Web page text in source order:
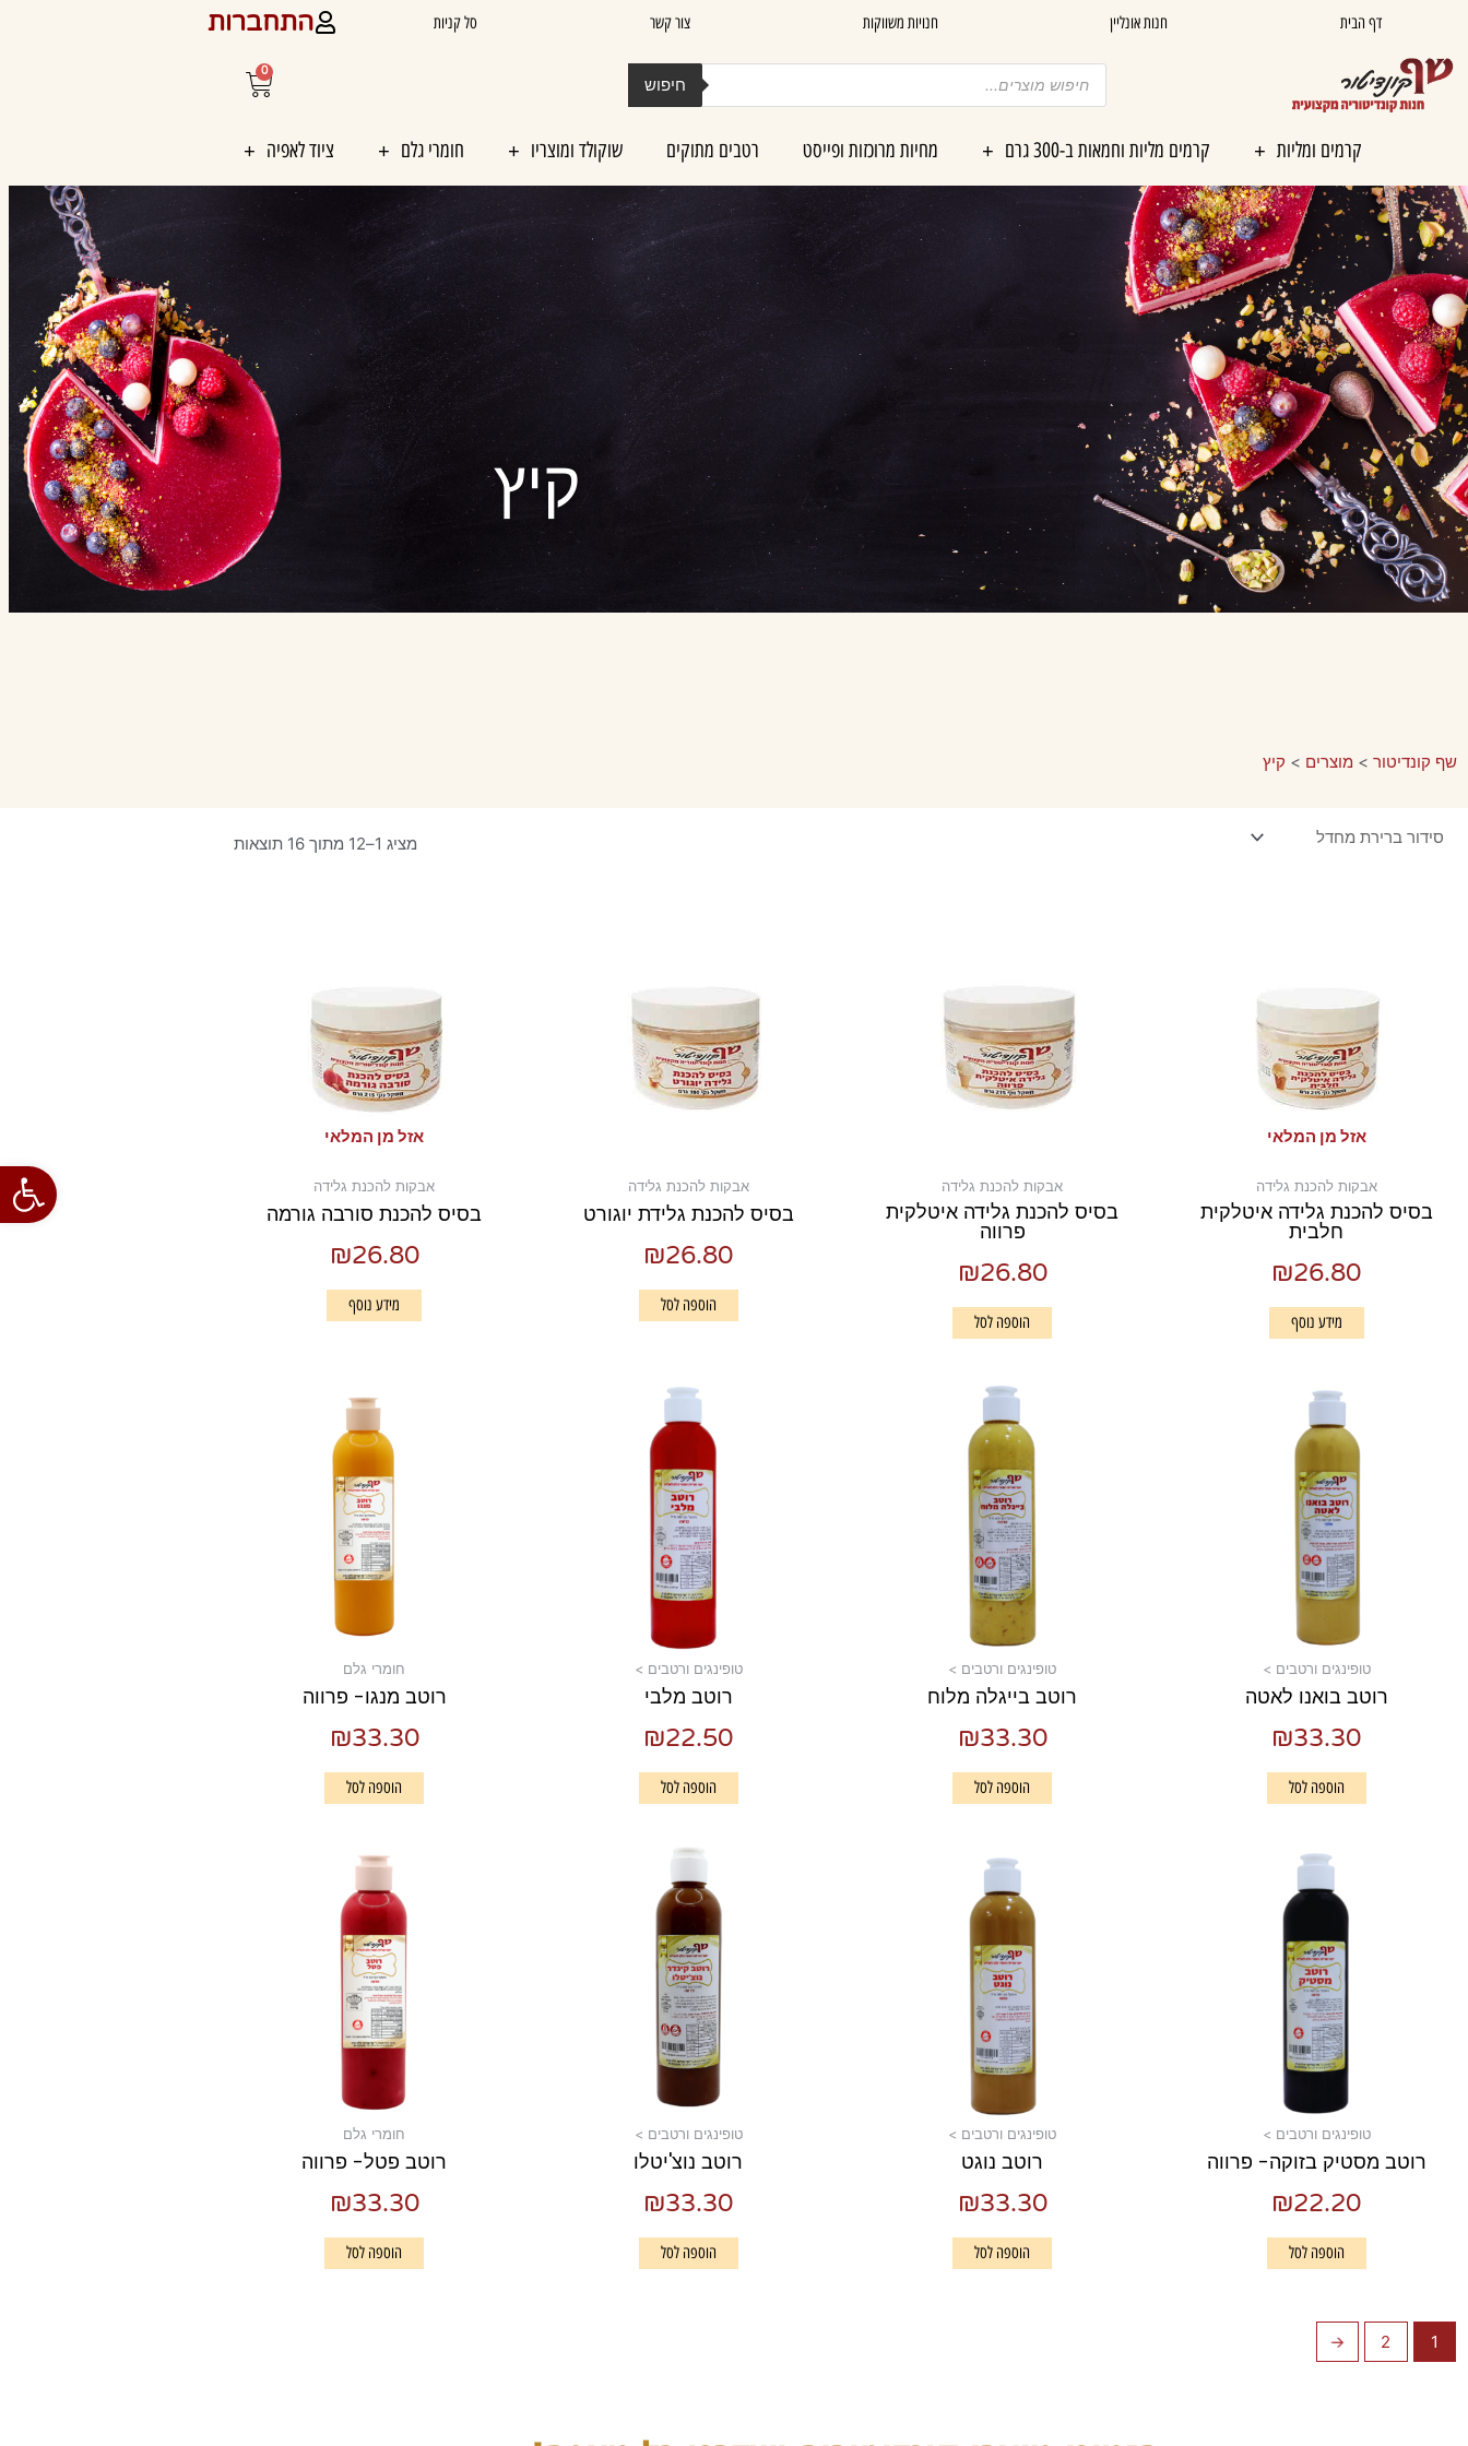
פתח
דף הבית חנות אונליין חנויות משווקות צור קשר סל קניות התחברות
Products
search חיפוש
0
עגלת
קניות
קרמים ומליות קרמים מליות וחמאות ב-300 גרם מחיות מרוכזות ופייסט רטבים מתוקים שוקולד ומוצריו חומרי גלם ציוד לאפיה
קיץ
שף קונדיטור > מוצרים > קיץ
מציג 1–12 מתוך 16 תוצאות
אזל מן המלאי
אבקות להכנת גלידה
בסיס להכנת גלידה איטלקית
חלבית
₪26.80
מידע נוסף
אבקות להכנת גלידה
בסיס להכנת גלידה איטלקית
פרווה
₪26.80
הוספה לסל
אבקות להכנת גלידה
בסיס להכנת גלידת יוגורט
₪26.80
הוספה לסל
אזל מן המלאי
אבקות להכנת גלידה
בסיס להכנת סורבה גורמה
₪26.80
מידע נוסף
טופינגים ורטבים >
רוטב בואנו לאטה
₪33.30
הוספה לסל
טופינגים ורטבים >
רוטב בייגלה מלוח
₪33.30
הוספה לסל
טופינגים ורטבים >
רוטב מלבי
₪22.50
הוספה לסל
חומרי גלם
רוטב מנגו- פרווה
₪33.30
הוספה לסל
טופינגים ורטבים >
רוטב מסטיק בזוקה- פרווה
₪22.20
הוספה לסל
טופינגים ורטבים >
רוטב נוגט
₪33.30
הוספה לסל
טופינגים ורטבים >
רוטב נוצ'יטלו
₪33.30
הוספה לסל
חומרי גלם
רוטב פטל- פרווה
₪33.30
הוספה לסל
1
2
←